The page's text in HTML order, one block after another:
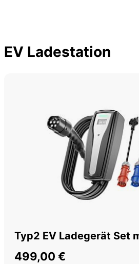
EV Ladestation
Typ2 EV Ladegerät Set
499,00 €